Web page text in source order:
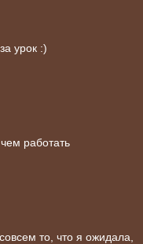
урок :)
работать
то, что я ожидала,